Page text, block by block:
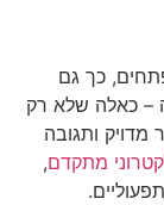
כך גם
– כאלה שלא רק
ותגובה
מתקדם,